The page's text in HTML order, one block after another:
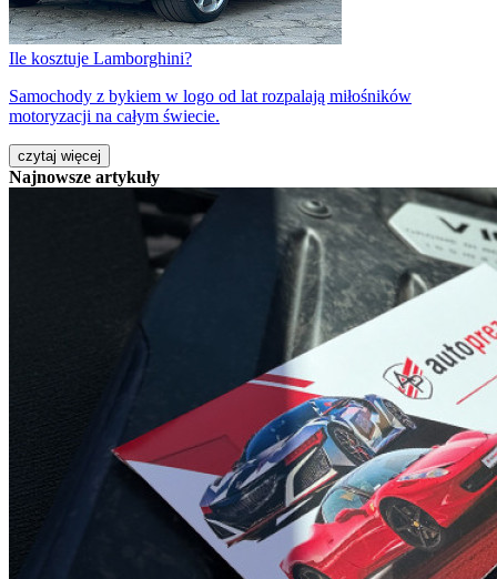
Ile kosztuje Lamborghini?
Samochody z bykiem w logo od lat rozpalają miłośników
motoryzacji na całym świecie.
czytaj więcej
Najnowsze artykuły